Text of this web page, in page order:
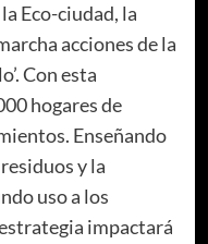
Eco-ciudad, la
acciones de la
Con esta
hogares de
Enseñando
y la
uso a los
impactará